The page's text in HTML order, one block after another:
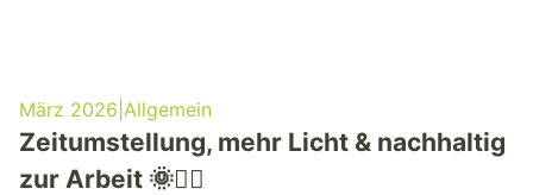
März 2026 Allgemein
Zeitumstellung, mehr Licht & nachhaltig
zur Arbeit 🌞🚴‍♂️